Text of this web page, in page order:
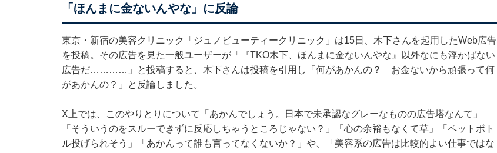
「ほんまに金ないんやな」に反論
東京・新宿の美容クリニック「ジュノビューティークリニック」は15日、木下さんを起用したWeb広告
を投稿。その広告を見た一般ユーザーが「『TKO木下、ほんまに金ないんやな』以外なにも浮かばない
広告だ…………」と投稿すると、木下さんは投稿を引用し「何があかんの？ お金ないから頑張って何
があかんの？」と反論しました。
X上では、このやりとりについて「あかんでしょう。日本で未承認なグレーなものの広告塔なんて」
「そういうのをスルーできずに反応しちゃうところじゃない？」「心の余裕もなくて草」「ペットボト
ル投げられそう」「あかんって誰も言ってなくないか？」や、「美容系の広告は比較的よい仕事ではな